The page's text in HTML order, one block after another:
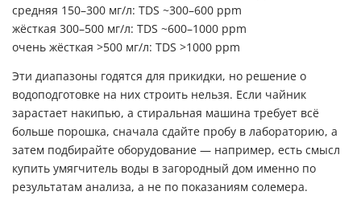
средняя 150–300 мг/л: TDS ~300–600 ppm
жёсткая 300–500 мг/л: TDS ~600–1000 ppm
очень жёсткая >500 мг/л: TDS >1000 ppm
Эти диапазоны годятся для прикидки, но решение о
водоподготовке на них строить нельзя. Если чайник
зарастает накипью, а стиральная машина требует всё
больше порошка, сначала сдайте пробу в лабораторию, а
затем подбирайте оборудование — например, есть смысл
купить умягчитель воды в загородный дом именно по
результатам анализа, а не по показаниям солемера.